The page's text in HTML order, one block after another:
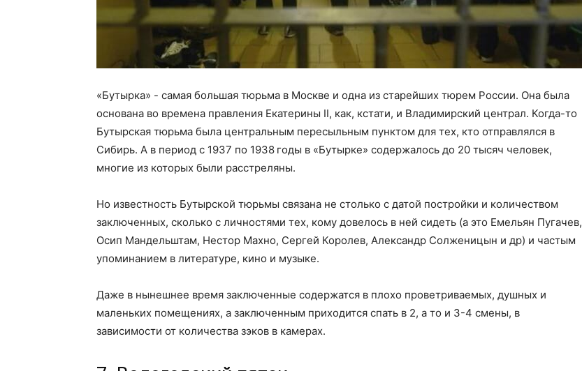
«Бутырка» - самая большая тюрьма в Москве и одна из старейших тюрем России. Она была
основана во времена правления Екатерины II, как, кстати, и Владимирский централ. Когда-то
Бутырская тюрьма была центральным пересыльным пунктом для тех, кто отправлялся в
Сибирь. А в период с 1937 по 1938 годы в «Бутырке» содержалось до 20 тысяч человек,
многие из которых были расстреляны.
Но известность Бутырской тюрьмы связана не столько с датой постройки и количеством
заключенных, сколько с личностями тех, кому довелось в ней сидеть (а это Емельян Пугачев,
Осип Мандельштам, Нестор Махно, Сергей Королев, Александр Солженицын и др) и частым
упоминанием в литературе, кино и музыке.
Даже в нынешнее время заключенные содержатся в плохо проветриваемых, душных и
маленьких помещениях, а заключенным приходится спать в 2, а то и 3-4 смены, в
зависимости от количества зэков в камерах.